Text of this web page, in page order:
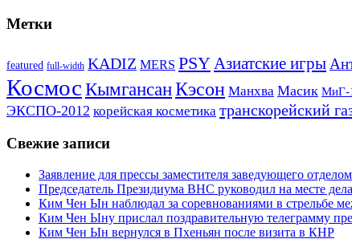
Метки
featured full-width KADIZ MERS PSYАзиатские игры
Космос КымгансанКэсон Манхва Масик МиГ-
ЭКСПО-2012 корейская косметика транскорейский
Свежие записи
Заявление для прессы заместителя заведующего
Председатель Президиума ВНС руководил на месте
Ким Чен Ын наблюдал за соревнованиями в стрельбе
Ким Чен Ыну прислал поздравительную телеграмму
Ким Чен Ын вернулся в Пхеньян после визита в КНР